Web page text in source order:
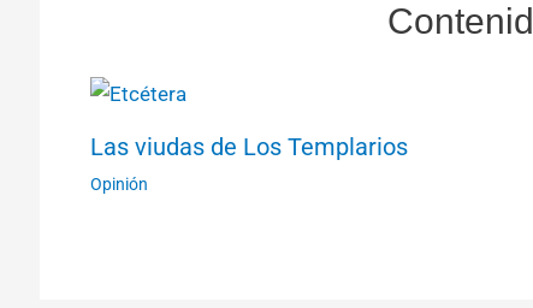
Las viudas de Los Templarios
Opinión